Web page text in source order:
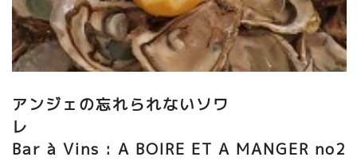
アンジェの忘れられないソワ
レ
Bar à Vins : A BOIRE ET A MANGER no2